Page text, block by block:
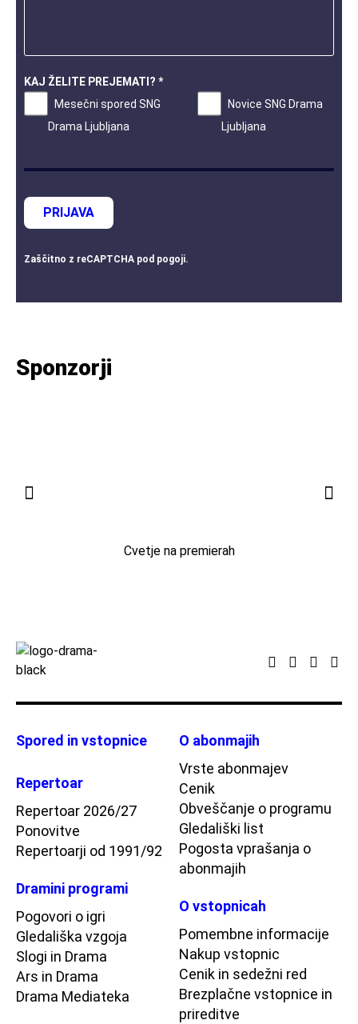
KAJ ŽELITE PREJEMATI? *
Mesečni spored SNG
Drama Ljubljana
Novice SNG Drama
Ljubljana
PRIJAVA
Zaščitno z reCAPTCHA pod pogoji.
Sponzorji
Cvetje na premierah
Spored in vstopnice
Repertoar
Repertoar 2026/27
Ponovitve
Repertoarji od 1991/92
Dramini programi
Pogovori o igri
Gledališka vzgoja
Slogi in Drama
Ars in Drama
Drama Mediateka
O abonmajih
Vrste abonmajev
Cenik
Obveščanje o programu
Gledališki list
Pogosta vprašanja o
abonmajih
O vstopnicah
Pomembne informacije
Nakup vstopnic
Cenik in sedežni red
Brezplačne vstopnice in
prireditve